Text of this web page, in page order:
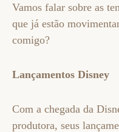
Vamos falar sobre as
que já estão
comigo?
Lançamentos Disney
Com a chegada da
produtora, seus